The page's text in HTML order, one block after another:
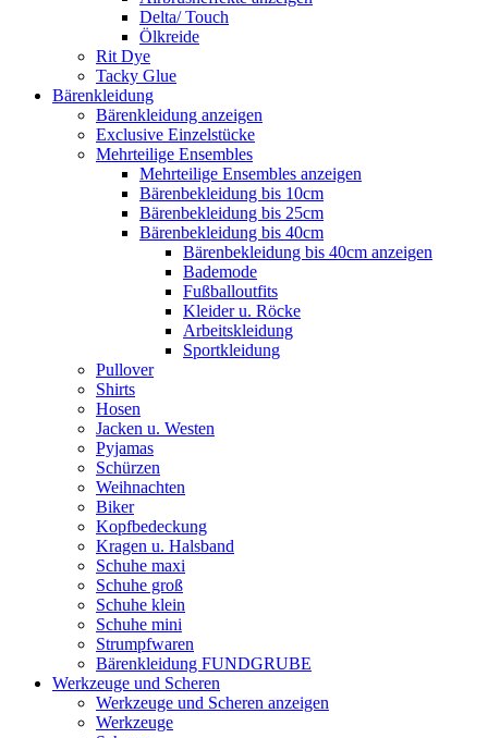
Delta/ Touch
Ölkreide
Rit Dye
Tacky Glue
Bärenkleidung
Bärenkleidung anzeigen
Exclusive Einzelstücke
Mehrteilige Ensembles
Mehrteilige Ensembles anzeigen
Bärenbekleidung bis 10cm
Bärenbekleidung bis 25cm
Bärenbekleidung bis 40cm
Bärenbekleidung bis 40cm anzeigen
Bademode
Fußballoutfits
Kleider u. Röcke
Arbeitskleidung
Sportkleidung
Pullover
Shirts
Hosen
Jacken u. Westen
Pyjamas
Schürzen
Weihnachten
Biker
Kopfbedeckung
Kragen u. Halsband
Schuhe maxi
Schuhe groß
Schuhe klein
Schuhe mini
Strumpfwaren
Bärenkleidung FUNDGRUBE
Werkzeuge und Scheren
Werkzeuge und Scheren anzeigen
Werkzeuge